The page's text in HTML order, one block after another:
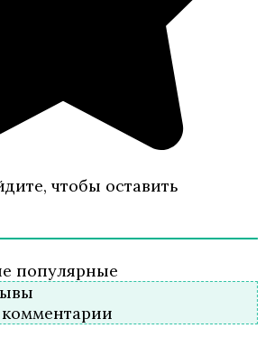
чтобы оставить
популярные